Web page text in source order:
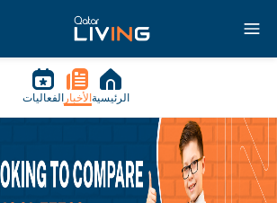
الرئيسية الأخبار الفعاليات